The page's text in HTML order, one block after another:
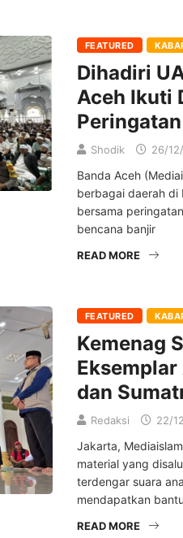
FEATURED
Dihadiri
Aceh Ikuti
Peringatan
Shodik 26/
Banda Aceh
berbagai daerah di
bersama
bencana banjir
READ MORE
FEATURED
Kemenag
Eksemplar
dan
Redaksi 22/
Jakarta,
material yang
terdengar suara
mendapatkan
READ MORE